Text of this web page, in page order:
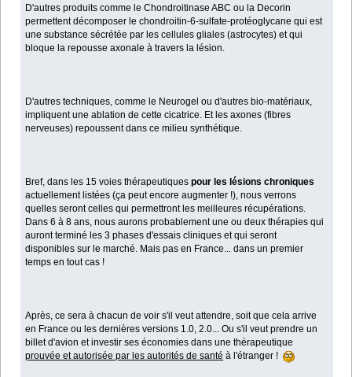
D'autres produits comme le Chondroitinase ABC ou la Decorin
permettent décomposer le chondroitin-6-sulfate-protéoglycane qui est
une substance sécrétée par les cellules gliales (astrocytes) et qui
bloque la repousse axonale à travers la lésion.
D'autres techniques, comme le Neurogel ou d'autres bio-matériaux,
impliquent une ablation de cette cicatrice. Et les axones (fibres
nerveuses) repoussent dans ce milieu synthétique.
Bref, dans les 15 voies thérapeutiquespour les lésions chroniques
actuellement listées (ça peut encore augmenter !), nous verrons
quelles seront celles qui permettront les meilleures récupérations.
Dans 6 à 8 ans, nous aurons probablement une ou deux thérapies qui
auront terminé les 3 phases d'essais cliniques et qui seront
disponibles sur le marché. Mais pas en France... dans un premier
temps en tout cas !
Après, ce sera à chacun de voir s'il veut attendre, soit que cela arrive
en France ou les dernières versions 1.0, 2.0... Ou s'il veut prendre un
billet d'avion et investir ses économies dans une thérapeutique
prouvée et autorisée par les autorités de santé à l'étranger !